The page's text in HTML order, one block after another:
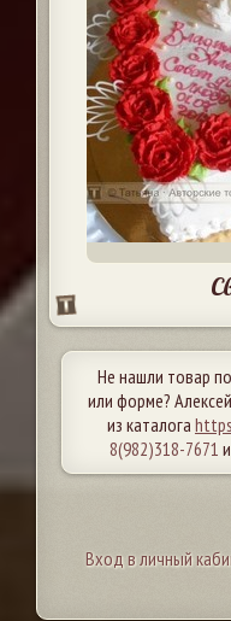
Не нашли товар
или форме?
из каталога
8(982)318-7671
Вход в личный